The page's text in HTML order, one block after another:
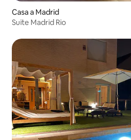
Casa a Madrid
Suite Madrid Rio